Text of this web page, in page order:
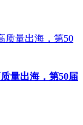
量出海，第50届